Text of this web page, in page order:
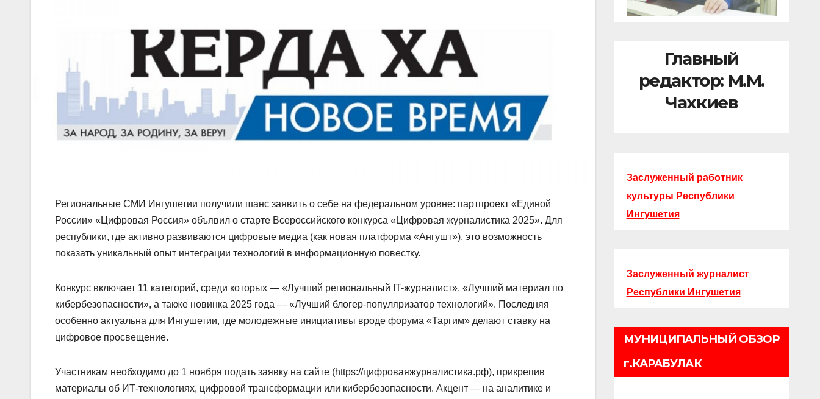
Региональные СМИ Ингушетии получили шанс заявить о себе на федеральном уровне: партпроект «Единой
России» «Цифровая Россия» объявил о старте Всероссийского конкурса «Цифровая журналистика 2025». Для
республики, где активно развиваются цифровые медиа (как новая платформа «Ангушт»), это возможность
показать уникальный опыт интеграции технологий в информационную повестку.
Конкурс включает 11 категорий, среди которых — «Лучший региональный IT-журналист», «Лучший материал по
кибербезопасности», а также новинка 2025 года — «Лучший блогер-популяризатор технологий». Последняя
особенно актуальна для Ингушетии, где молодежные инициативы вроде форума «Таргим» делают ставку на
цифровое просвещение.
Участникам необходимо до 1 ноября подать заявку на сайте (https://цифроваяжурналистика.рф), прикрепив
материалы об ИТ-технологиях, цифровой трансформации или кибербезопасности. Акцент — на аналитике и
Главный
редактор: М.М.
Чахкиев
Заслуженный работник
культуры Республики
Ингушетия
Заслуженный журналист
Республики Ингушетия
МУНИЦИПАЛЬНЫЙ ОБЗОР
г.КАРАБУЛАК